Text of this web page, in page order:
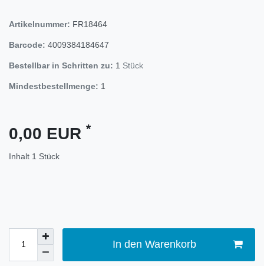
Artikelnummer: FR18464
Barcode: 4009384184647
Bestellbar in Schritten zu: 1 Stück
Mindestbestellmenge: 1
0,00 EUR *
Inhalt 1 Stück
In den Warenkorb